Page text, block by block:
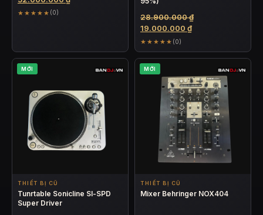
★★★★★ (0) 28.900.000₫Giá
28.900.000 ₫.
19.000.000 ₫Giá
tại
là:
19.000.000 ₫.
★★★★★ (0)
MỚI
THIẾT BỊ CŨ
Tunrtable Sonicline Sl-SPD
Super Driver
MỚI
THIẾT BỊ CŨ
Mixer Behringer NOX404